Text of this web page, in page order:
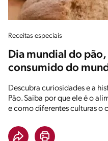
Receitas especiais
Dia mundial do
consumido do
Descubra curiosidades e a
Pão. Saiba por que ele é o
e como diferentes culturas o